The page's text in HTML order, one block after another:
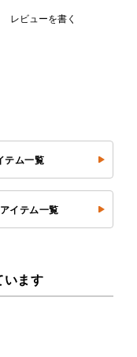
レビューを書く
テム一覧
イテム一覧
います